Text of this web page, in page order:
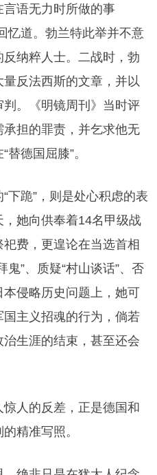
语无力时所做的事
忆道。勃兰特此举并不意
纳粹人士。二战时，勃
反法西斯的文章，并以
。《明镜周刊》当时评
担的罪责，并乞求他无
德国屈膝”。
跪”，则是处心积虑的表
她向供奉着14名甲级战
费，更遑论在当选首相
”、质疑“村山谈话”、否
侵略历史问题上，她可
主义招魂的行为，倘若
生涯的结束，甚至还会
人的反差，正是德国和
精准写照。